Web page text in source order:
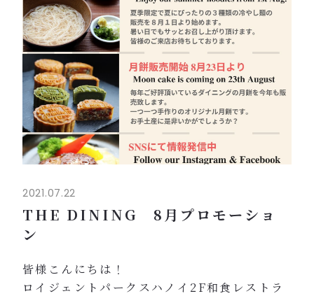
2021.07.22
THE DINING 8月プロモーショ
ン
皆様こんにちは！
ロイジェントパークスハノイ2F和食レストラ